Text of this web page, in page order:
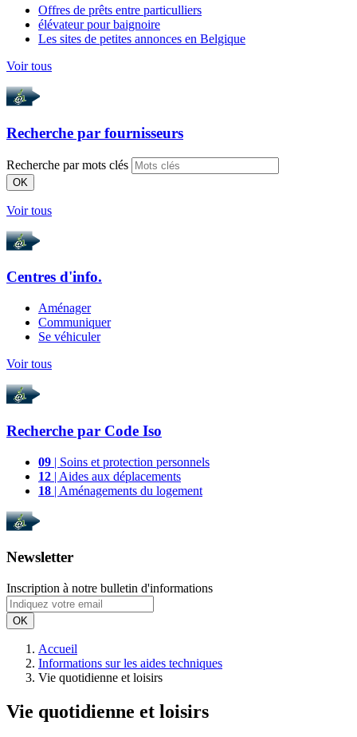
Offres de prêts entre particulliers
élévateur pour baignoire
Les sites de petites annonces en Belgique
Voir tous
Recherche par fournisseurs
Recherche par mots clés
OK
Voir tous
Centres d'info.
Aménager
Communiquer
Se véhiculer
Voir tous
Recherche par Code Iso
09 | Soins et protection personnels
12 | Aides aux déplacements
18 | Aménagements du logement
Newsletter
Inscription à notre bulletin d'informations
OK
Accueil
Informations sur les aides techniques
Vie quotidienne et loisirs
Vie quotidienne et loisirs